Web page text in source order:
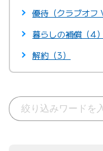
優待（クラブオフ
暮らしの補償（4）
解約（3）